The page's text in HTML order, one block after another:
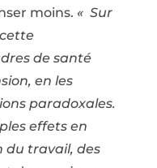
moins. « Sur
cette
de santé
en les
paradoxales.
effets en
du travail, des